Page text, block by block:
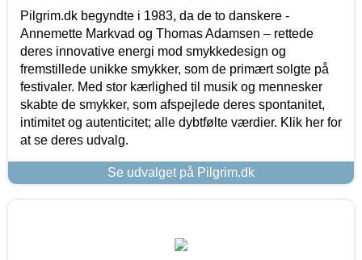
Pilgrim.dk begyndte i 1983, da de to danskere -
Annemette Markvad og Thomas Adamsen – rettede
deres innovative energi mod smykkedesign og
fremstillede unikke smykker, som de primært solgte på
festivaler. Med stor kærlighed til musik og mennesker
skabte de smykker, som afspejlede deres spontanitet,
intimitet og autenticitet; alle dybtfølte værdier. Klik her for
at se deres udvalg.
Se udvalget på Pilgrim.dk